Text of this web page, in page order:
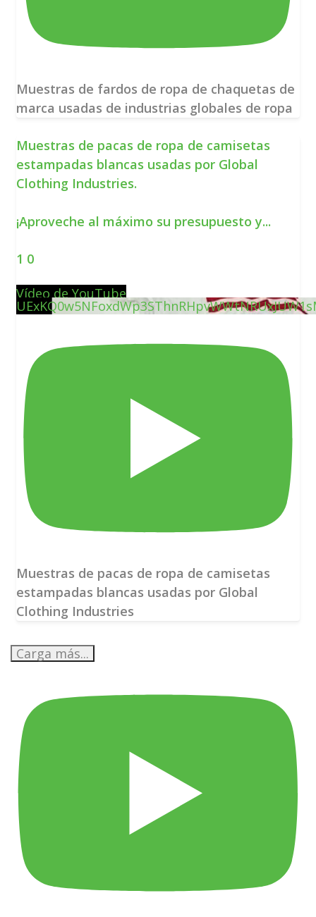
Muestras de fardos de ropa de chaquetas de
marca usadas de industrias globales de ropa
Muestras de pacas de ropa de camisetas
estampadas blancas usadas por Global
Clothing Industries.
¡Aproveche al máximo su presupuesto y...
1 0
Vídeo de YouTube
Muestras de pacas de ropa de camisetas
estampadas blancas usadas por Global
Clothing Industries
Carga más...